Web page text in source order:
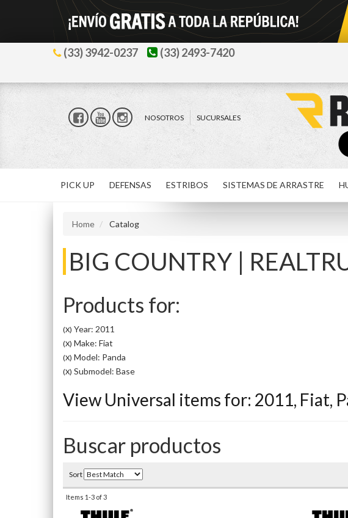
(33) 3942-0237 (33) 2493-7420
NOSOTROS SUCURSALES
PICK UP DEFENSAS ESTRIBOS SISTEMAS DE ARRASTRE
Home Catalog
BIG COUNTRY |
Products for:
(X) Year: 2011
(X) Make: Fiat
(X) Model: Panda
(X) Submodel: Base
View Universal items for: 2011, Fiat,
Buscar productos
Sort
Items 1-3 of3